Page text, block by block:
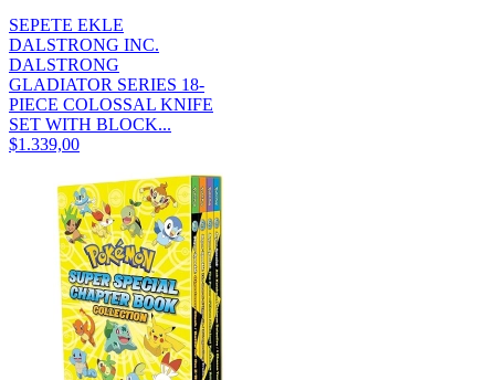
SEPETE EKLE
DALSTRONG INC.
DALSTRONG
GLADIATOR SERIES 18-
PIECE COLOSSAL KNIFE
SET WITH BLOCK...
$1.339,00